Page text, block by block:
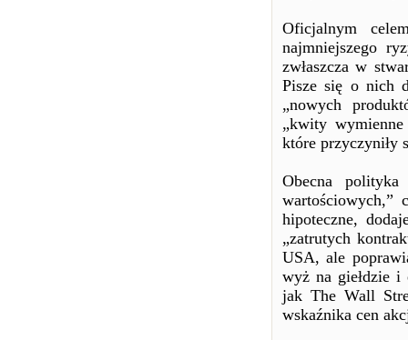
Oficjalnym
najmniejszego
zwłaszcza w
Pisze się o nich
„nowych
„kwity wymienne
które przyczyniły
Obecna polityka
wartościowych,”
hipoteczne,
„zatrutych
USA, ale
wyż na giełdzie i
jak The Wall
wskaźnika cen